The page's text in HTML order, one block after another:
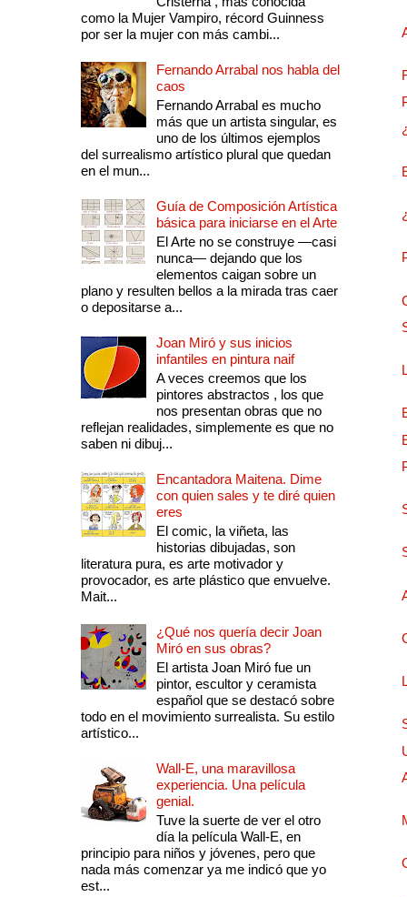
como la Mujer Vampiro, récord Guinness
por ser la mujer con más cambi...
Fernando Arrabal nos habla del
caos
Fernando Arrabal es mucho
más que un artista singular, es
uno de los últimos ejemplos
del surrealismo artístico plural que quedan
en el mun...
Guía de Composición Artística
básica para iniciarse en el Arte
El Arte no se construye —casi
nunca— dejando que los
elementos caigan sobre un
plano y resulten bellos a la mirada tras caer
o depositarse a...
Joan Miró y sus inicios
infantiles en pintura naif
A veces creemos que los
pintores abstractos , los que
nos presentan obras que no
reflejan realidades, simplemente es que no
saben ni dibuj...
Encantadora Maitena. Dime
con quien sales y te diré quien
eres
El comic, la viñeta, las
historias dibujadas, son
literatura pura, es arte motivador y
provocador, es arte plástico que envuelve.
Mait...
¿Qué nos quería decir Joan
Miró en sus obras?
El artista Joan Miró fue un
pintor, escultor y ceramista
español que se destacó sobre
todo en el movimiento surrealista. Su estilo
artístico...
Wall-E, una maravillosa
experiencia. Una película
genial.
Tuve la suerte de ver el otro
día la película Wall-E, en
principio para niños y jóvenes, pero que
nada más comenzar ya me indicó que yo
est...